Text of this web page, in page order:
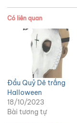
Có liên quan
Đầu Quỷ Dê trắng
Halloween
18/10/2023
Bài tương tự